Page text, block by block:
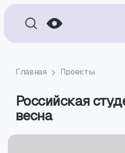
Главная Проекты
Российская
весна